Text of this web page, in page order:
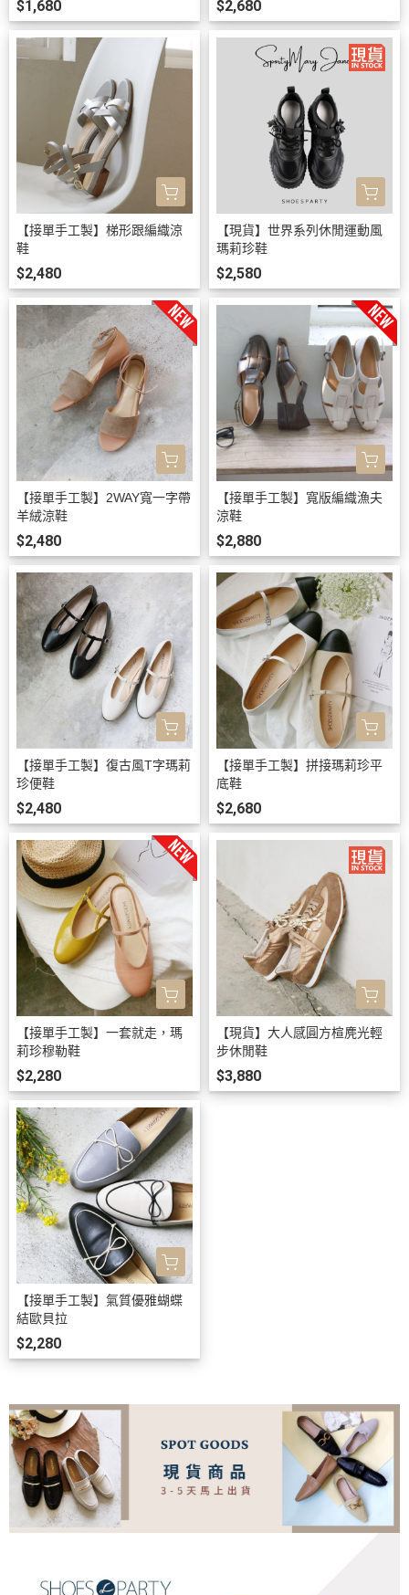
$1,680 $2,680
【接單手工製】梯形跟編織涼
鞋
$2,480
【現貨】世界系列休閒運動風
瑪莉珍鞋
$2,580
【接單手工製】2WAY寬一字帶
羊絨涼鞋
$2,480
【接單手工製】寬版編織漁夫
涼鞋
$2,880
【接單手工製】復古風T字瑪莉
珍便鞋
$2,480
【接單手工製】拼接瑪莉珍平
底鞋
$2,680
【接單手工製】一套就走，瑪
莉珍穆勒鞋
$2,280
【現貨】大人感圓方楦麂光輕
步休閒鞋
$3,880
【接單手工製】氣質優雅蝴蝶
結歐貝拉
$2,280